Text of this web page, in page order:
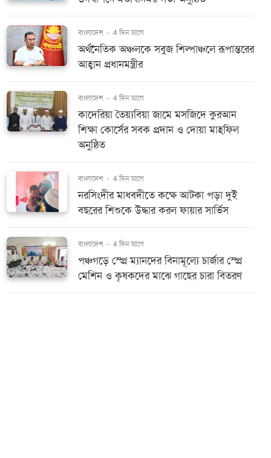
বাংলাদেশ - 4 দিন আগে
অর্থনৈতিক অঞ্চলকে সবুজ শিল্পাঞ্চলে রূপান্তরের
আহ্বান প্রধানমন্ত্রীর
বাংলাদেশ - 4 দিন আগে
কাদেরিয়া তৈয়্যবিয়া জামে মসজিদে কুরআন
শিক্ষা কোর্সের সবক প্রদান ও দোয়া মাহফিল
অনুষ্ঠিত
বাংলাদেশ - 4 দিন আগে
নরসিংদীর মাধবদীতে কক্ষে আটকা পড়া দুই
বছরের শিশুকে উদ্ধার করল ফায়ার সার্ভিস
বাংলাদেশ - 4 দিন আগে
পঞ্চগড়ে স্প্রে ম্যানদের বিনামূল্যে চার্জার স্প্রে
মেশিন ও কৃষকদের মাঝে গাছের চারা বিতরণ